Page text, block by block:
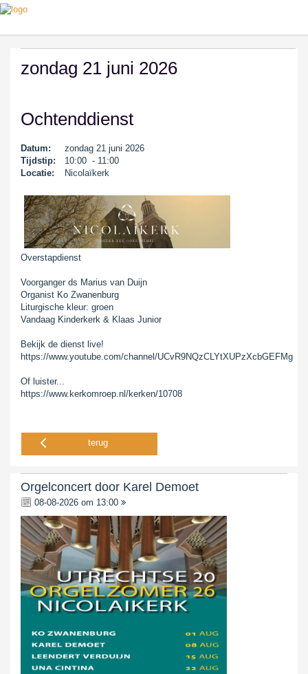
zondag 21 juni 2026
Ochtenddienst
Datum:
zondag 21 juni 2026
Tijdstip:
10:00 - 11:00
Locatie:
Nicolaïkerk
Overstapdienst
Voorganger ds Marius van Duijn
Organist Ko Zwanenburg
Liturgische kleur: groen
Vandaag Kinderkerk & Klaas Junior
Bekijk de dienst live!
https://www.youtube.com/channel/UCvR9NQzCLYtXUPzXcbGEFMg
Of luister...
https://www.kerkomroep.nl/kerken/10708
terug
Orgelconcert door Karel Demoet
08-08-2026 om 13:00